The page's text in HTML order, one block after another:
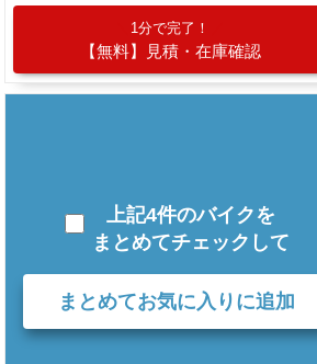
1分で完了！
【無料】見積・在庫確認
上記4件のバイクを
まとめてチェックして
まとめてお気に入りに追加